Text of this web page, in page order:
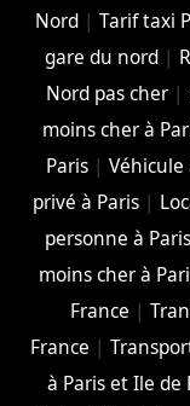
Nord |Tarif taxi
gare du nord |
Nord pas cher|
moins cher à
Paris |
privé à Paris |
personne à Paris
moins cher à
France |
France |
à Paris et Ile de